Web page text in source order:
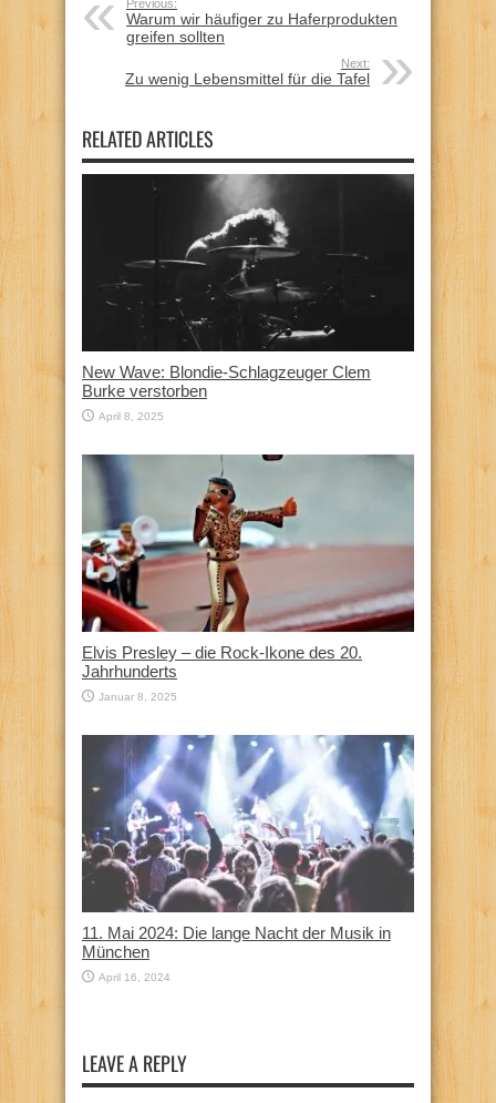
Previous:
Warum wir häufiger zu Haferprodukten
greifen sollten
Next:
Zu wenig Lebensmittel für die Tafel
RELATED ARTICLES
New Wave: Blondie-Schlagzeuger Clem
Burke verstorben
April 8, 2025
Elvis Presley – die Rock-Ikone des 20.
Jahrhunderts
Januar 8, 2025
11. Mai 2024: Die lange Nacht der Musik in
München
April 16, 2024
LEAVE A REPLY